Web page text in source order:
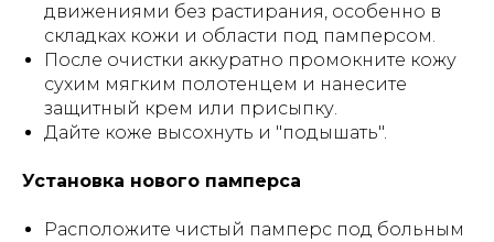
движениями без растирания, особенно в
складках кожи и области под памперсом.
После очистки аккуратно промокните кожу
сухим мягким полотенцем и нанесите
защитный крем или присыпку.
Дайте коже высохнуть и "подышать".
Установка нового памперса
Расположите чистый памперс под больным